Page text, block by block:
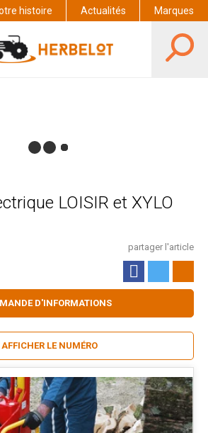
histoire Actualités Marques
LOISIR et XYLO
partager l'article
D'INFORMATIONS
AFFICHER LE NUMÉRO